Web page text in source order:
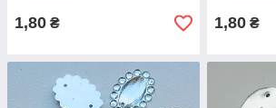
1,80 ₴ 1,80 ₴